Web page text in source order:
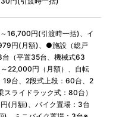
16,700円(引渡時一括)、イ
円(月額)、●施設（総戸
（平置35台、機械式63
22,000円（月額）、自転
19台、2段式上段：60台、2
ライドラック式：80台）
(月額)、バイク置場：3台